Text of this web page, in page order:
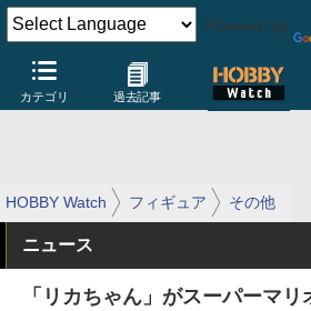
Powered by
カテゴリ 過去記事
HOBBY Watch フィギュア その他
ニュース
「リカちゃん」がスーパーマリ